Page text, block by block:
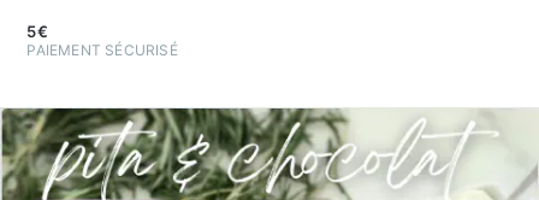
5€
PAIEMENT SÉCURISÉ